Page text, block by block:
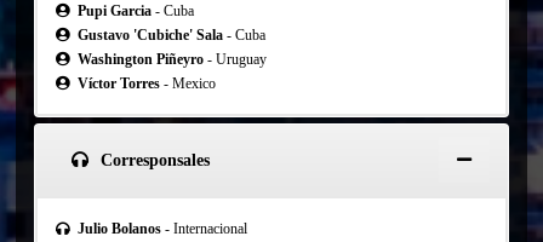
Pupi Garcia- Cuba
Gustavo 'Cubiche' Sala- Cuba
Washington Piñeyro - Uruguay
Víctor Torres - Mexico
Corresponsales
Julio Bolanos- Internacional